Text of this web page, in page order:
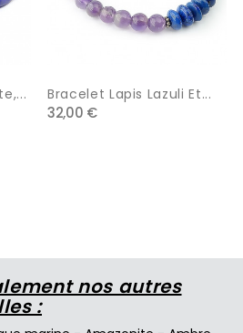
Bracelet Lapis Lazuli Et...
32,00 €
nos autres
: